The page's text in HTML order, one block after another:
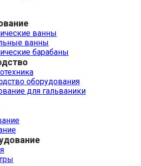
ванны
ванны
барабаны
оборудования
для гальваники